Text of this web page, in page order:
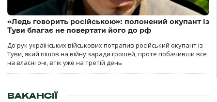
«Ледь говорить російською»: полонений окупант із
Туви благає не повертати його до рф
До рук українських військових потрапив російський окупант із
Туви, який пішов на війну заради грошей, проте побачивши все
на власні очі, втік уже на третій день
ВАКАНСІЇ